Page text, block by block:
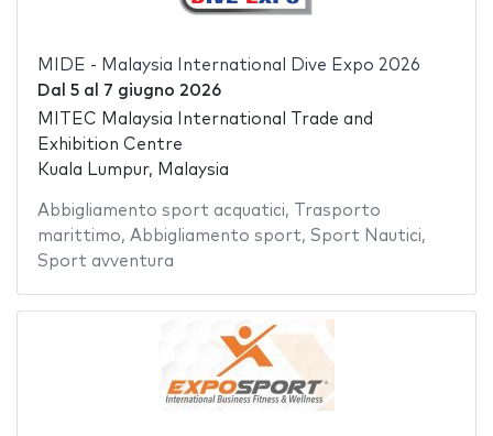
MIDE - Malaysia International Dive Expo 2026
Dal 5al 7 giugno 2026
MITEC Malaysia International Trade and
Exhibition Centre
Kuala Lumpur, Malaysia
Abbigliamento sport acquatici,
Trasporto
marittimo, Abbigliamento sport, Sport Nautici,
Sport avventura